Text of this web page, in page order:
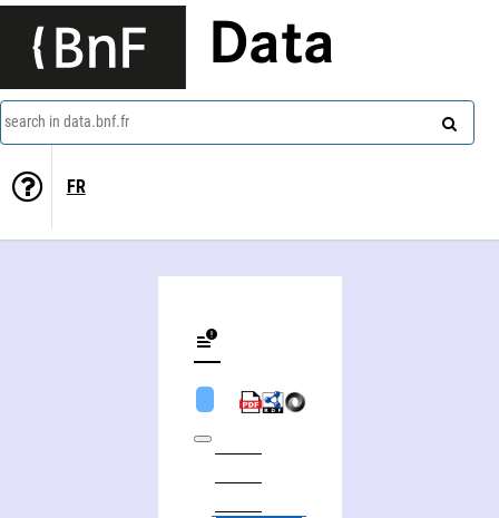
Data
search in data.bnf.fr
FR